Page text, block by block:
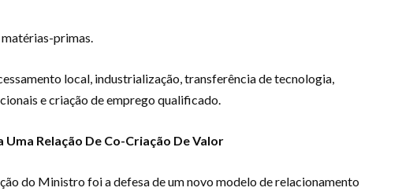
primas.
local, industrialização, transferência de tecnologia,
e criação de emprego qualificado.
Relação De Co-Criação De Valor
do Ministro foi a defesa de um novo modelo de relacionamento